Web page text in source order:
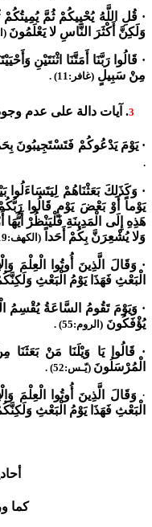
·قُلِ اللَّهُ يُحْيِيكُمْ ثُمَّ
وَلَكِنَّ أَكْثَرَ النَّاسِ لا يَعْلَمُونَ
· قَالُوا رَبَّنَا أَمَتَّنَا اثْنَتَيْنِ
مِنْ سَبِيلٍ (غافر:11) .
3. آيات دالة على عدم
·يَوْمَ يَدْعُوكُمْ فَتَسْتَجِيبُونَ
.
·وَكَذَلِكَ بَعَثْنَاهُمْ لِيَتَسَاءَلُوا
يَوْماً أَوْ بَعْضَ يَوْمٍ قَالُوا
هَذِهِ إِلَى الْمَدِينَةِ فَلْيَنْظُرْ
وَلا يُشْعِرَنَّ بِكُمْ أَحَداً (الكهف:19) .
·وَقَالَ الَّذِينَ أُوتُوا الْعِلْمَ
الْبَعْثِ فَهَذَا يَوْمُ الْبَعْثِ
· وَيَوْمَ تَقُومُ السَّاعَةُ يُقْسِمُ
يُؤْفَكُونَ (الروم:55) .
·قَالُوا يَا وَيْلَنَا مَنْ
الْمُرْسَلُونَ (يّـس:52) .
·وَقَالَ الَّذِينَ أُوتُوا الْعِلْمَ
الْبَعْثِ فَهَذَا يَوْمُ الْبَعْثِ
كما